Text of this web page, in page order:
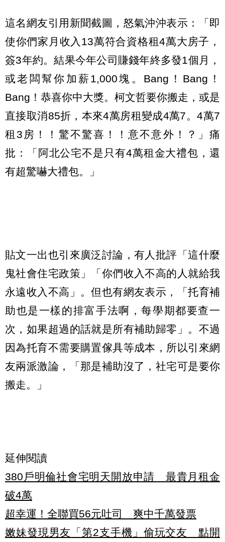
這名網友引用新聞截圖，怒氣沖沖表示：「即
使你們家月收入13萬符合資格租4萬大房子，
簽3年約。結果今年公司賺錢年終多發1個月，
或老闆幫你加薪1,000塊。Bang！Bang！
Bang！恭喜你中大獎。柯文哲要你搬走，或是
直接取消85折，本來4萬房租變成4萬7。4萬7
租3房！！驚不驚喜！！意不意外！？」痛
批：「阿北公宅不是只有4萬租金大禮包，還
有超驚嚇大禮包。」
貼文一出也引來廣泛討論，有人批評「這什麼
鬼社會住宅政策」「你們收入不高的人就給我
永遠收入不高」。但也有網友表示，「托育補
助也是一樣的排富手法啊，每學期都要查一
次，如果超過的話就是所有補助歸零」。不過
因為托育不需要購置傢具等成本，所以引來網
友兩派激論，「那是補助沒了，社宅可是要你
搬走。」
延伸閱讀
380戶明倫社會宅明天開放申請 最貴月租金
破4萬
超幸運！全聯買56元吐司 爽中千萬發票
嫩妹發現男友「第2支手機」偷玩交友 點開